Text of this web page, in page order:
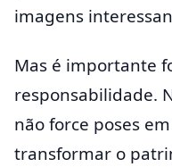
imagens
Mas é importante
responsabilidade.
não force poses
transformar o